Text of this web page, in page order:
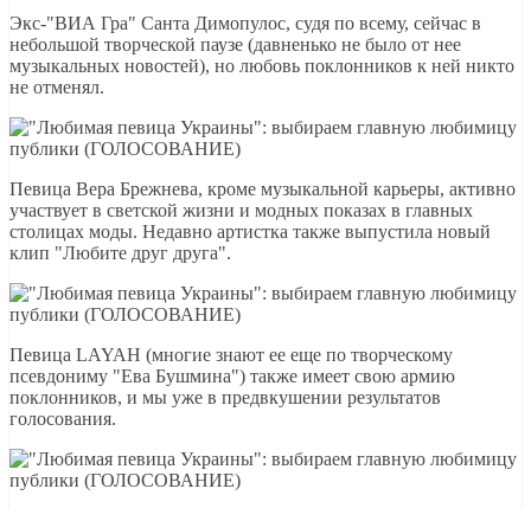
Экс-"ВИА Гра" Санта Димопулос, судя по всему, сейчас в
небольшой творческой паузе (давненько не было от нее
музыкальных новостей), но любовь поклонников к ней никто
не отменял.
Певица Вера Брежнева, кроме музыкальной карьеры, активно
участвует в светской жизни и модных показах в главных
столицах моды. Недавно артистка также выпустила новый
клип "Любите друг друга".
Певица LAYAH (многие знают ее еще по творческому
псевдониму "Ева Бушмина") также имеет свою армию
поклонников, и мы уже в предвкушении результатов
голосования.